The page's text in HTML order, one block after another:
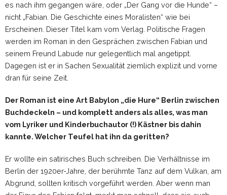
es nach ihm gegangen wäre, oder „Der Gang vor die Hunde“ –
nicht „Fabian. Die Geschichte eines Moralisten“ wie bei
Erscheinen. Dieser Titel kam vom Verlag. Politische Fragen
werden im Roman in den Gesprächen zwischen Fabian und
seinem Freund Labude nur gelegentlich mal angetippt.
Dagegen ist er in Sachen Sexualität ziemlich explizit und vorne
dran für seine Zeit.
Der Roman ist eine Art Babylon „die Hure“ Berlin zwischen
Buchdeckeln – und komplett anders als alles, was man
vom Lyriker und Kinderbuchautor (!) Kästner bis dahin
kannte. Welcher Teufel hat ihn da geritten?
Er wollte ein satirisches Buch schreiben. Die Verhältnisse im
Berlin der 1920er-Jahre, der berühmte Tanz auf dem Vulkan, am
Abgrund, sollten kritisch vorgeführt werden. Aber wenn man